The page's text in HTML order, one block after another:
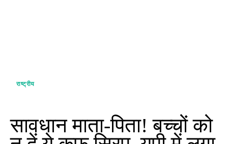
राष्ट्रीय
सावधान माता-पिता! बच्चों को